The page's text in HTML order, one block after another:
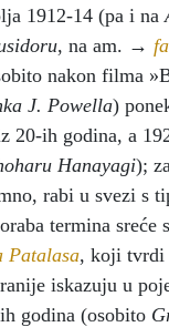
1912-14 (pa i na
, na am. →
nakon filma
J. Powella)
20-ih godina, a
Hanayagi);
rabi u svezi s
termina sreće
Patalasa, koji tvrdi
iskazuju u
godina (osobito